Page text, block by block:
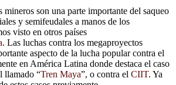
mineros son una parte importante del saqueo
y semifeudales a manos de los
visto en otros países
. Las luchas contra los megaproyectos
aspecto de la lucha popular contra el
en América Latina donde destaca el caso
llamado “Tren Maya”, o contra el CIIT. Ya